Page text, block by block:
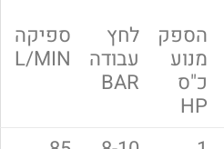
לחץ
עבודה
BAR
ספיקה
L/MIN
נפח
קולט